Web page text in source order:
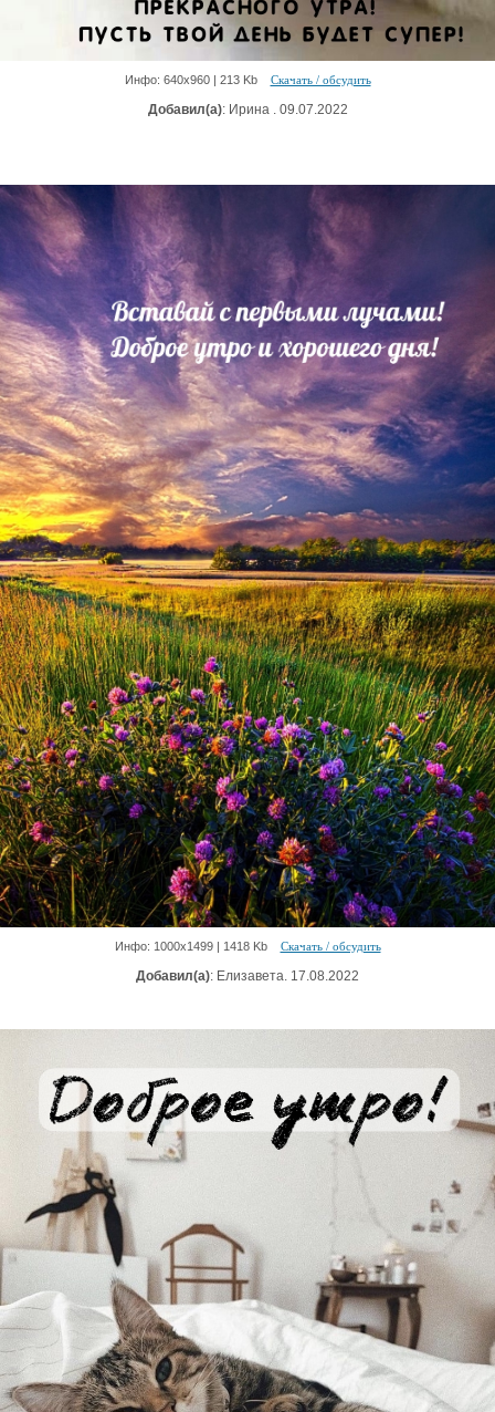
Инфо: 640х960 | 213 Kb Скачать / обсудить
Добавил(а): Ирина . 09.07.2022
Инфо: 1000х1499 | 1418 Kb Скачать / обсудить
Добавил(а): Елизавета. 17.08.2022